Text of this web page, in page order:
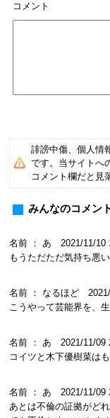
コメント
誹謗中傷、個人情
です。当サイトへ
コメント欄だと見
みんなのコメント
名前 ： あ 2021/11/10
もうただただ気持ち悪
名前 ： なるほど
こうやって芸能界を、
名前 ： あ 2021/11/09
コイツと木下優樹菜は
名前 ： あ 2021/11/09
あとは不倫の証拠がど